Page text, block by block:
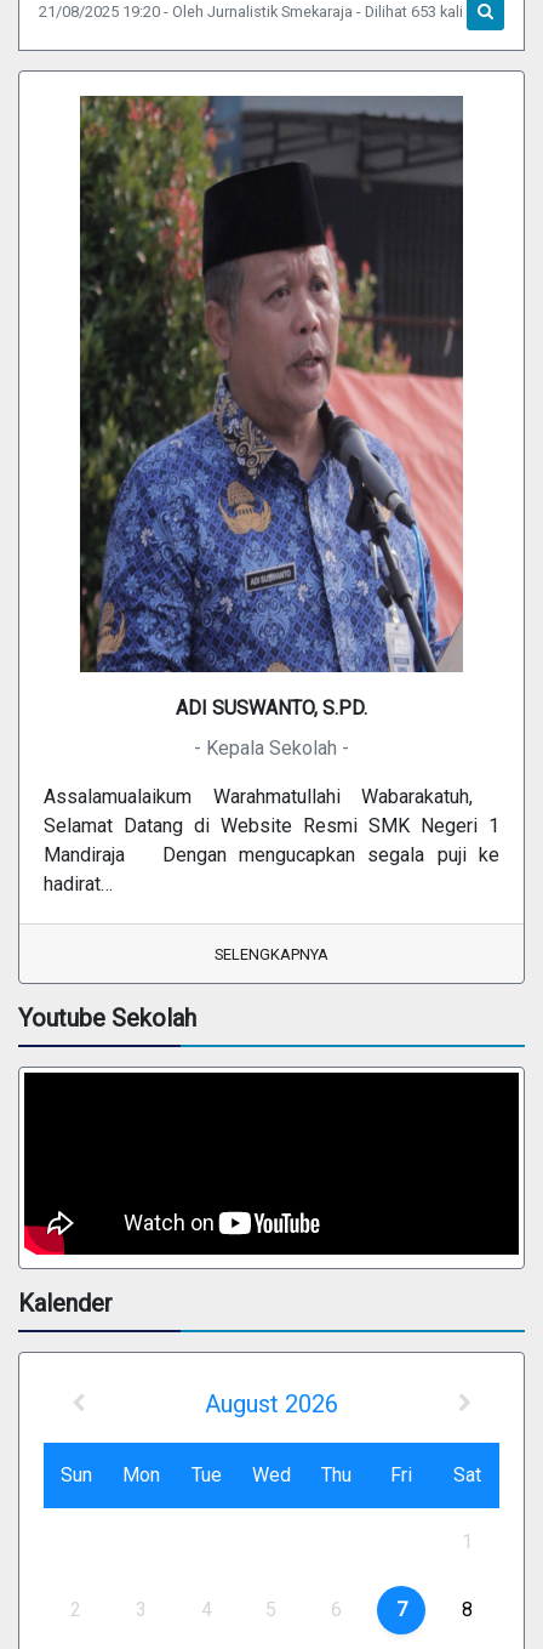
21/08/2025 19:20 - Oleh Jurnalistik Smekaraja - Dilihat 653 kali
ADI SUSWANTO, S.PD.
- Kepala Sekolah -
Assalamualaikum Warahmatullahi Wabarakatuh,
Selamat Datang di Website Resmi SMK Negeri 1
Mandiraja Dengan mengucapkan segala puji ke
hadirat…
SELENGKAPNYA
Youtube Sekolah
Kalender
August 2026
Sun Mon Tue Wed Thu Fri Sat
1
2 3 4 5 6 7 8